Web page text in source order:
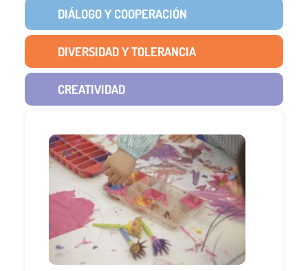
DIÁLOGO Y COOPERACIÓN
DIVERSIDAD Y TOLERANCIA
CREATIVIDAD